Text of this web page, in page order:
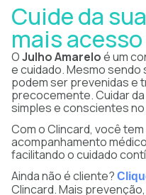
Cuide da
mais
OJulho Amareloé um
e cuidado. Mesmo
podem ser prevenidas e
precocemente. Cuidar
simples e conscientes no
Com o Clincard, você
acompanhamento
facilitando o cuidado
Ainda não é cliente?
Clincard. Mais